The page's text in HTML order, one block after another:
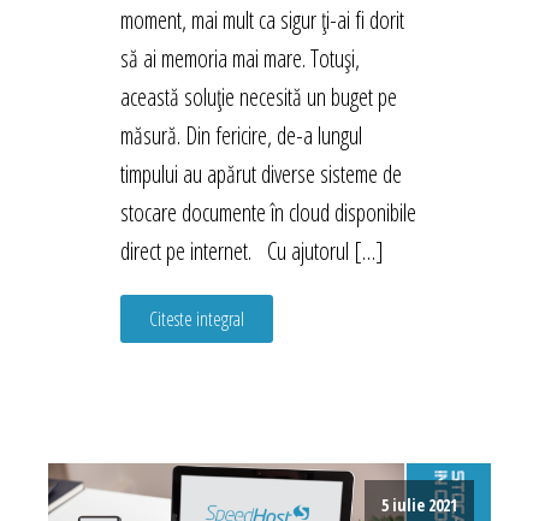
moment, mai mult ca sigur ți-ai fi dorit
să ai memoria mai mare. Totuși,
această soluție necesită un buget pe
măsură. Din fericire, de-a lungul
timpului au apărut diverse sisteme de
stocare documente în cloud disponibile
direct pe internet. Cu ajutorul […]
Citeste integral
5 iulie 2021